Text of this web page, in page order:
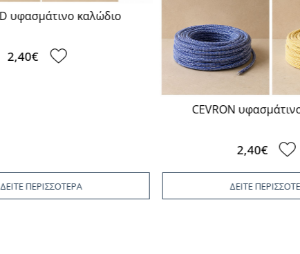
καλώδιο
CEVRON υφασμάτινο καλώδιο
ΔΕΙΤΕ ΠΕΡΙΣΣΟΤΕΡΑ